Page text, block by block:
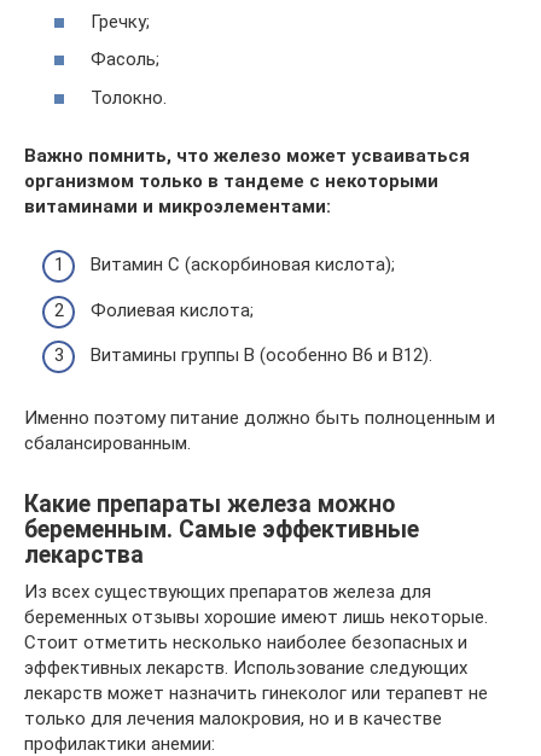
Гречку;
Фасоль;
Толокно.
Важно помнить, что железо может усваиваться
организмом только в тандеме с некоторыми
витаминами и микроэлементами:
Витамин С (аскорбиновая кислота);
Фолиевая кислота;
Витамины группы В (особенно В6 и В12).
Именно поэтому питание должно быть полноценным и
сбалансированным.
Какие препараты железа можно
беременным. Самые эффективные
лекарства
Из всех существующих препаратов железа для
беременных отзывы хорошие имеют лишь некоторые.
Стоит отметить несколько наиболее безопасных и
эффективных лекарств. Использование следующих
лекарств может назначить гинеколог или терапевт не
только для лечения малокровия, но и в качестве
профилактики анемии: